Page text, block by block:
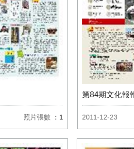
照片張數 ：1
第84期文化報
2011-12-23